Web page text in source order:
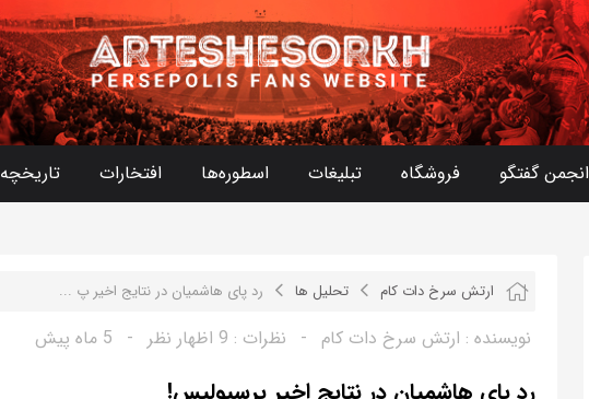
انجمن گفتگو فروشگاه تبلیغات اسطوره‌ها افتخارات تاریخچه
ارتش سرخ دات کام تحلیل ها رد پای هاشمیان در نتایج اخیر پ ...
نویسنده : ارتش سرخ دات کام - نظرات : 9 اظهار نظر - 5 ماه پیش
رد پای هاشمیان در نتایج اخیر پرسپولیس!